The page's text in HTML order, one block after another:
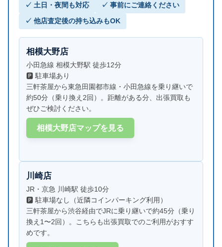
✓ 土日・夜間も対応 ✓ 事前にご連絡ください
✓ 他店査定後の持ち込みもOK
相模大野店
小田急線 相模大野駅 徒歩12分
🅿 駐車場あり
三軒茶屋から東急田園都市線・小田急線を乗り継いで
約50分（乗り換え2回）。距離がある分、出張買取も
ぜひご検討ください。
相模大野店マップを見る
川崎店
JR・京急 川崎駅 徒歩10分
🅿 駐車場なし（近隣コインパーキング利用）
三軒茶屋から渋谷経由でJRに乗り継いで約45分（乗り
換え1〜2回）。こちらも出張買取でのご利用がおすす
めです。